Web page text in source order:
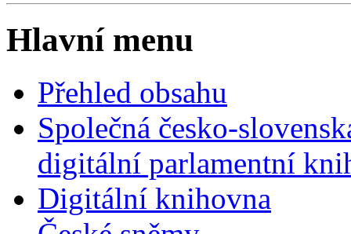
Hlavní menu
Přehled obsahu
Společná česko-
digitální parlamentní
Digitální knihovna